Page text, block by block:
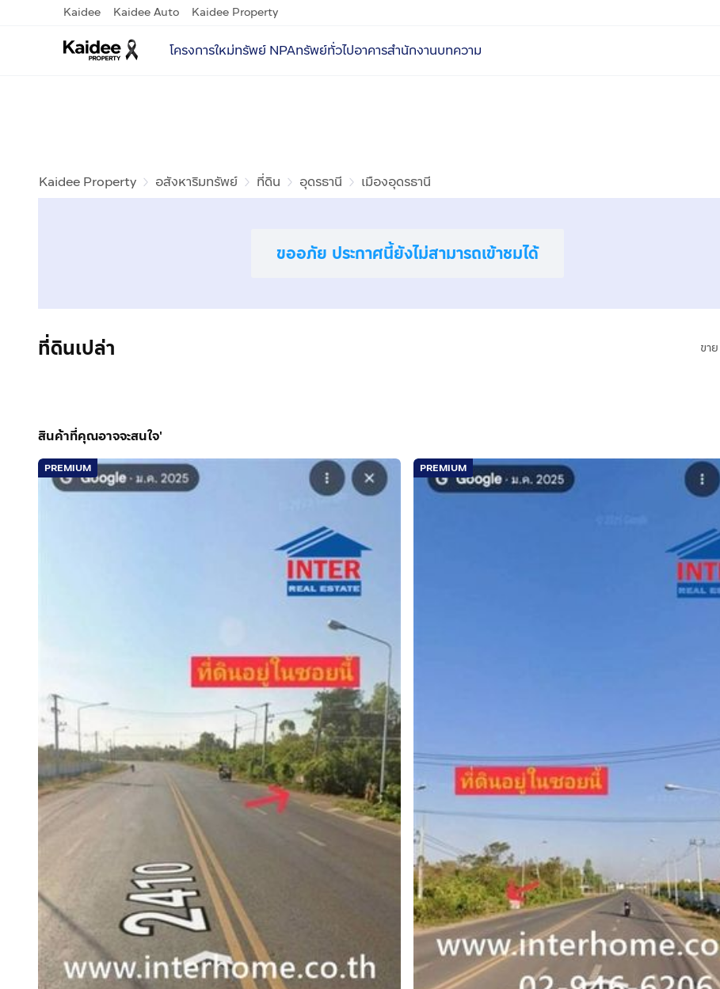
Kaidee Kaidee Auto Kaidee Property
โครงการใหม่ทรัพย์ NPAทรัพย์ทั่วไปอาคารสำนักงานบทความ
Kaidee Property อสังหาริมทรัพย์ ที่ดิน อุดรธานี เมืองอุดรธานี
ขออภัย ประกาศนี้ยังไม่สามารถเข้าชมได้
ขาย
ที่ดินเปล่า
สินค้าที่คุณอาจจะสนใจ'
PREMIUM PREMIUM